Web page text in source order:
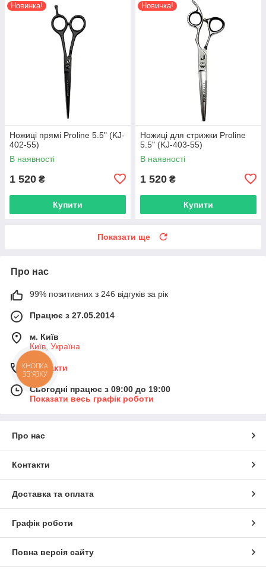
Новинка!
Ножиці прямі Proline 5.5" (KJ-
402-55)
В наявності
1 520 ₴
Купити
Новинка!
Ножиці для стрижки Proline
5.5" (KJ-403-55)
В наявності
1 520 ₴
Купити
Показати ще
Про нас
99% позитивних з 246 відгуків за рік
Працює з 27.05.2014
м. Київ
Київ, Україна
Контакти
Сьогодні працює з 09:00 до 19:00
Показати весь графік роботи
Про нас
Контакти
Доставка та оплата
Графік роботи
Повна версія сайту
КНОПКА
ЗВ'ЯЗКУ